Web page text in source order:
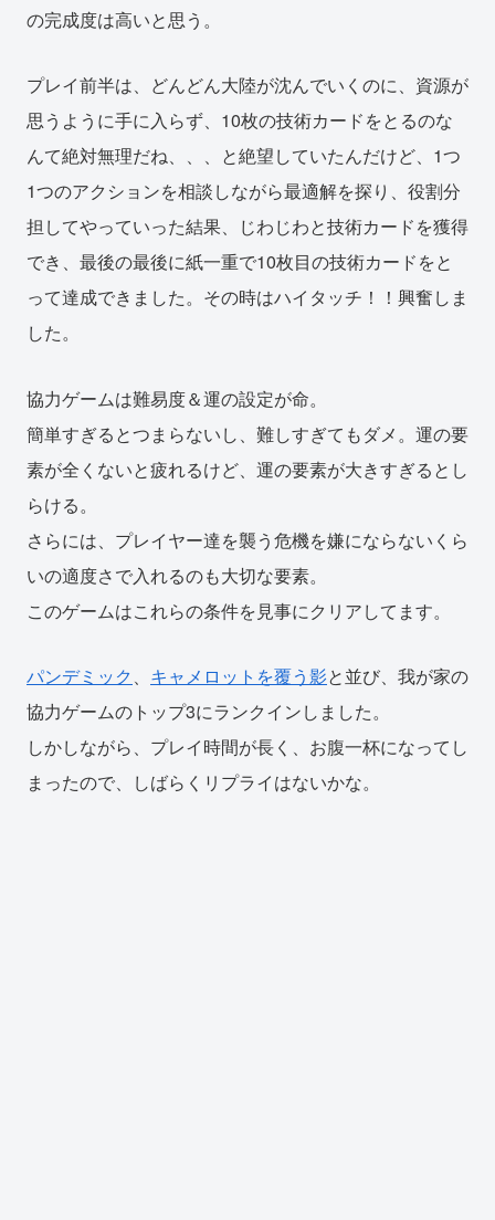
の完成度は高いと思う。
プレイ前半は、どんどん大陸が沈んでいくのに、資源が
思うように手に入らず、10枚の技術カードをとるのな
んて絶対無理だね、、、と絶望していたんだけど、1つ
1つのアクションを相談しながら最適解を探り、役割分
担してやっていった結果、じわじわと技術カードを獲得
でき、最後の最後に紙一重で10枚目の技術カードをと
って達成できました。その時はハイタッチ！！興奮しま
した。
協力ゲームは難易度＆運の設定が命。
簡単すぎるとつまらないし、難しすぎてもダメ。運の要
素が全くないと疲れるけど、運の要素が大きすぎるとし
らける。
さらには、プレイヤー達を襲う危機を嫌にならないくら
いの適度さで入れるのも大切な要素。
このゲームはこれらの条件を見事にクリアしてます。
パンデミック 、 キャメロットを覆う影と並び、我が家の
協力ゲームのトップ3にランクインしました。
しかしながら、プレイ時間が長く、お腹一杯になってし
まったので、しばらくリプライはないかな。